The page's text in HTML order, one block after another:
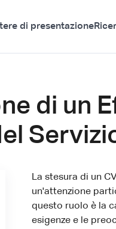
di presentazione
di un
La stesura di un
un'attenzione
questo ruolo è la
esigenze e le